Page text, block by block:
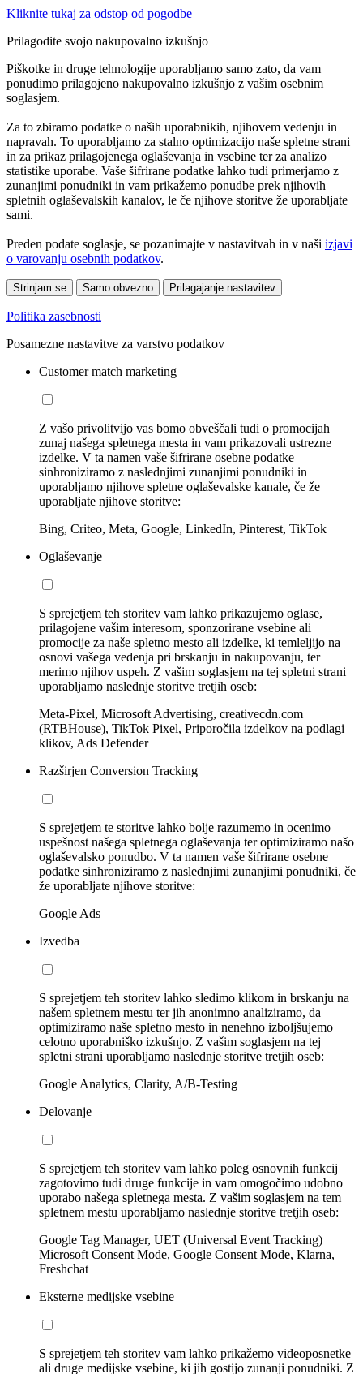
Kliknite tukaj za odstop od pogodbe
Prilagodite svojo nakupovalno izkušnjo
Piškotke in druge tehnologije uporabljamo samo zato, da vam
ponudimo prilagojeno nakupovalno izkušnjo z vašim osebnim
soglasjem.
Za to zbiramo podatke o naših uporabnikih, njihovem vedenju in
napravah. To uporabljamo za stalno optimizacijo naše spletne strani
in za prikaz prilagojenega oglaševanja in vsebine ter za analizo
statistike uporabe. Vaše šifrirane podatke lahko tudi primerjamo z
zunanjimi ponudniki in vam prikažemo ponudbe prek njihovih
spletnih oglaševalskih kanalov, le če njihove storitve že uporabljate
sami.
Preden podate soglasje, se pozanimajte v nastavitvah in v naši izjavi
o varovanju osebnih podatkov.
Strinjam se Samo obvezno Prilagajanje nastavitev
Politika zasebnosti
Posamezne nastavitve za varstvo podatkov
Customer match marketing
Z vašo privolitvijo vas bomo obveščali tudi o promocijah
zunaj našega spletnega mesta in vam prikazovali ustrezne
izdelke. V ta namen vaše šifrirane osebne podatke
sinhroniziramo z naslednjimi zunanjimi ponudniki in
uporabljamo njihove spletne oglaševalske kanale, če že
uporabljate njihove storitve:
Bing, Criteo, Meta, Google, LinkedIn, Pinterest, TikTok
Oglaševanje
S sprejetjem teh storitev vam lahko prikazujemo oglase,
prilagojene vašim interesom, sponzorirane vsebine ali
promocije za naše spletno mesto ali izdelke, ki temleljijo na
osnovi vašega vedenja pri brskanju in nakupovanju, ter
merimo njihov uspeh. Z vašim soglasjem na tej spletni strani
uporabljamo naslednje storitve tretjih oseb:
Meta-Pixel, Microsoft Advertising, creativecdn.com
(RTBHouse), TikTok Pixel, Priporočila izdelkov na podlagi
klikov, Ads Defender
Razširjen Conversion Tracking
S sprejetjem te storitve lahko bolje razumemo in ocenimo
uspešnost našega spletnega oglaševanja ter optimiziramo našo
oglaševalsko ponudbo. V ta namen vaše šifrirane osebne
podatke sinhroniziramo z naslednjimi zunanjimi ponudniki, če
že uporabljate njihove storitve:
Google Ads
Izvedba
S sprejetjem teh storitev lahko sledimo klikom in brskanju na
našem spletnem mestu ter jih anonimno analiziramo, da
optimiziramo naše spletno mesto in nenehno izboljšujemo
celotno uporabniško izkušnjo. Z vašim soglasjem na tej
spletni strani uporabljamo naslednje storitve tretjih oseb:
Google Analytics, Clarity, A/B-Testing
Delovanje
S sprejetjem teh storitev vam lahko poleg osnovnih funkcij
zagotovimo tudi druge funkcije in vam omogočimo udobno
uporabo našega spletnega mesta. Z vašim soglasjem na tem
spletnem mestu uporabljamo naslednje storitve tretjih oseb:
Google Tag Manager, UET (Universal Event Tracking)
Microsoft Consent Mode, Google Consent Mode, Klarna,
Freshchat
Eksterne medijske vsebine
S sprejetjem teh storitev vam lahko prikažemo videoposnetke
ali druge medijske vsebine, ki jih gostijo zunanji ponudniki. Z